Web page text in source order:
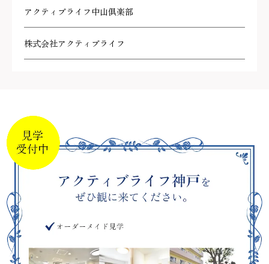
アクティブライフ中山倶楽部
株式会社アクティブライフ